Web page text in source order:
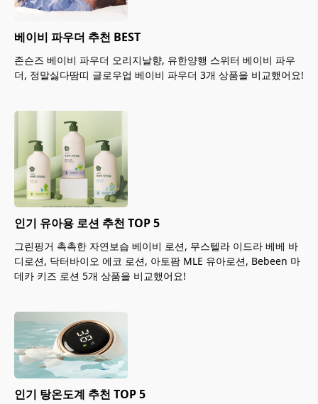
베이비 파우더 추천 BEST
존슨즈 베이비 파우더 오리지날향, 유한양행 스위터 베이비 파우
더, 정말싫다땀띠 글로우업 베이비 파우더 3개 상품을 비교했어요!
인기 유아용 로션 추천 TOP 5
그린핑거 촉촉한 자연보습 베이비 로션, 무스텔라 이드라 베베 바
디로션, 닥터바이오 에코 로션, 아토팜 MLE 유아로션, Bebeen 마
데카 키즈 로션 5개 상품을 비교했어요!
인기 탕온도계 추천 TOP 5